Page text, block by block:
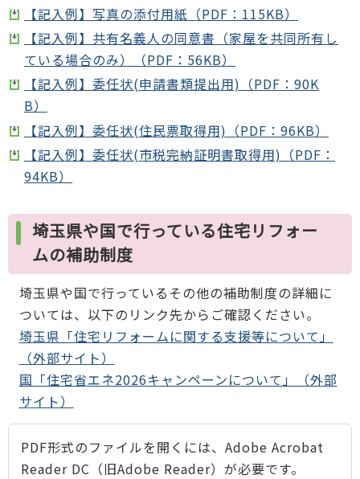
【記入例】写真の添付用紙（PDF：115KB）
【記入例】共有名義人の同意書（家屋を共同所有し
ている場合のみ）（PDF：56KB）
【記入例】委任状(申請書類提出用)（PDF：90K
B）
【記入例】委任状(住民票取得用)（PDF：96KB）
【記入例】委任状(市税完納証明書取得用)（PDF：
94KB）
埼玉県や国で行っている住宅リフォー
ムの補助制度
埼玉県や国で行っているその他の補助制度の詳細に
ついては、以下のリンク先からご確認ください。
埼玉県「住宅リフォームに関する支援等について」
（外部サイト）
国「住宅省エネ2026キャンペーンについて」（外部
サイト）
PDF形式のファイルを開くには、Adobe Acrobat
Reader DC（旧Adobe Reader）が必要です。